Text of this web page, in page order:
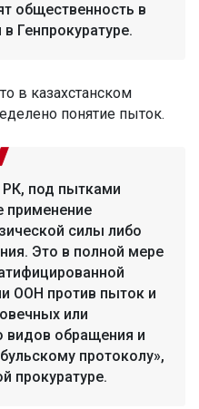
общественность в
Генпрокуратуре.
в казахстанском
понятие пыток.
РК, под пытками
применение
силы либо
Это в полной мере
ООН против пыток и
или
обращения и
протоколу»,
прокуратуре.